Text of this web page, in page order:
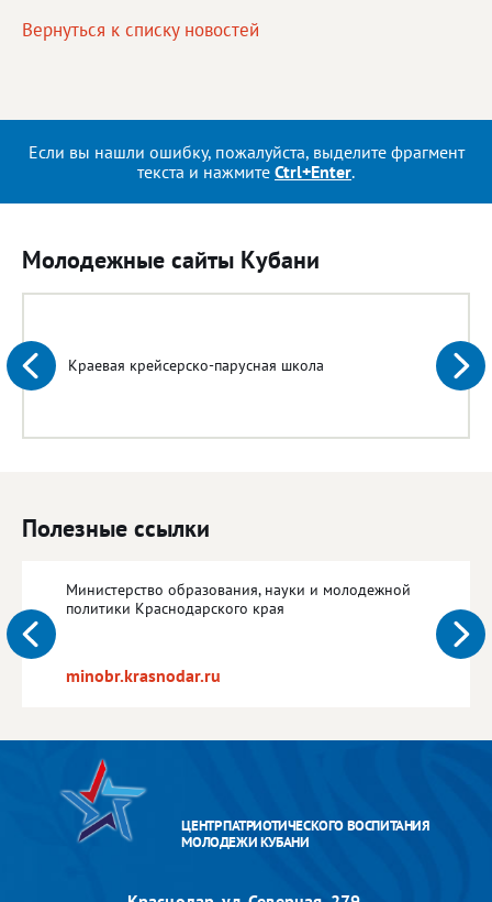
Вернуться к списку новостей
Если вы нашли ошибку, пожалуйста, выделите фрагмент
текста и нажмите Ctrl+Enter.
Молодежные сайты Кубани
Краевая крейсерско-парусная школа
Полезные ссылки
Министерство образования, науки и молодежной
политики Краснодарского края
minobr.krasnodar.ru
ЦЕНТР ПАТРИОТИЧЕСКОГО ВОСПИТАНИЯ
МОЛОДЕЖИ КУБАНИ